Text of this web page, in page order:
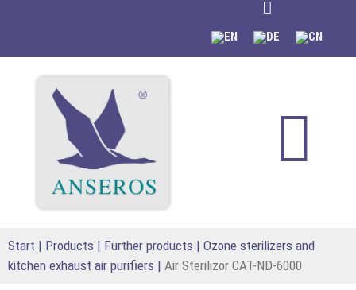
Start | Products | Further products | Ozone sterilizers and
kitchen exhaust air purifiers | Air Sterilizor CAT-ND-6000